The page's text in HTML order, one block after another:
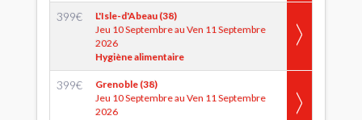
399€
L'Isle-d'Abeau (38)
Jeu 10 Septembre au Ven 11 Septembre
2026
Hygiène alimentaire
399€
Grenoble (38)
Jeu 10 Septembre au Ven 11 Septembre
2026